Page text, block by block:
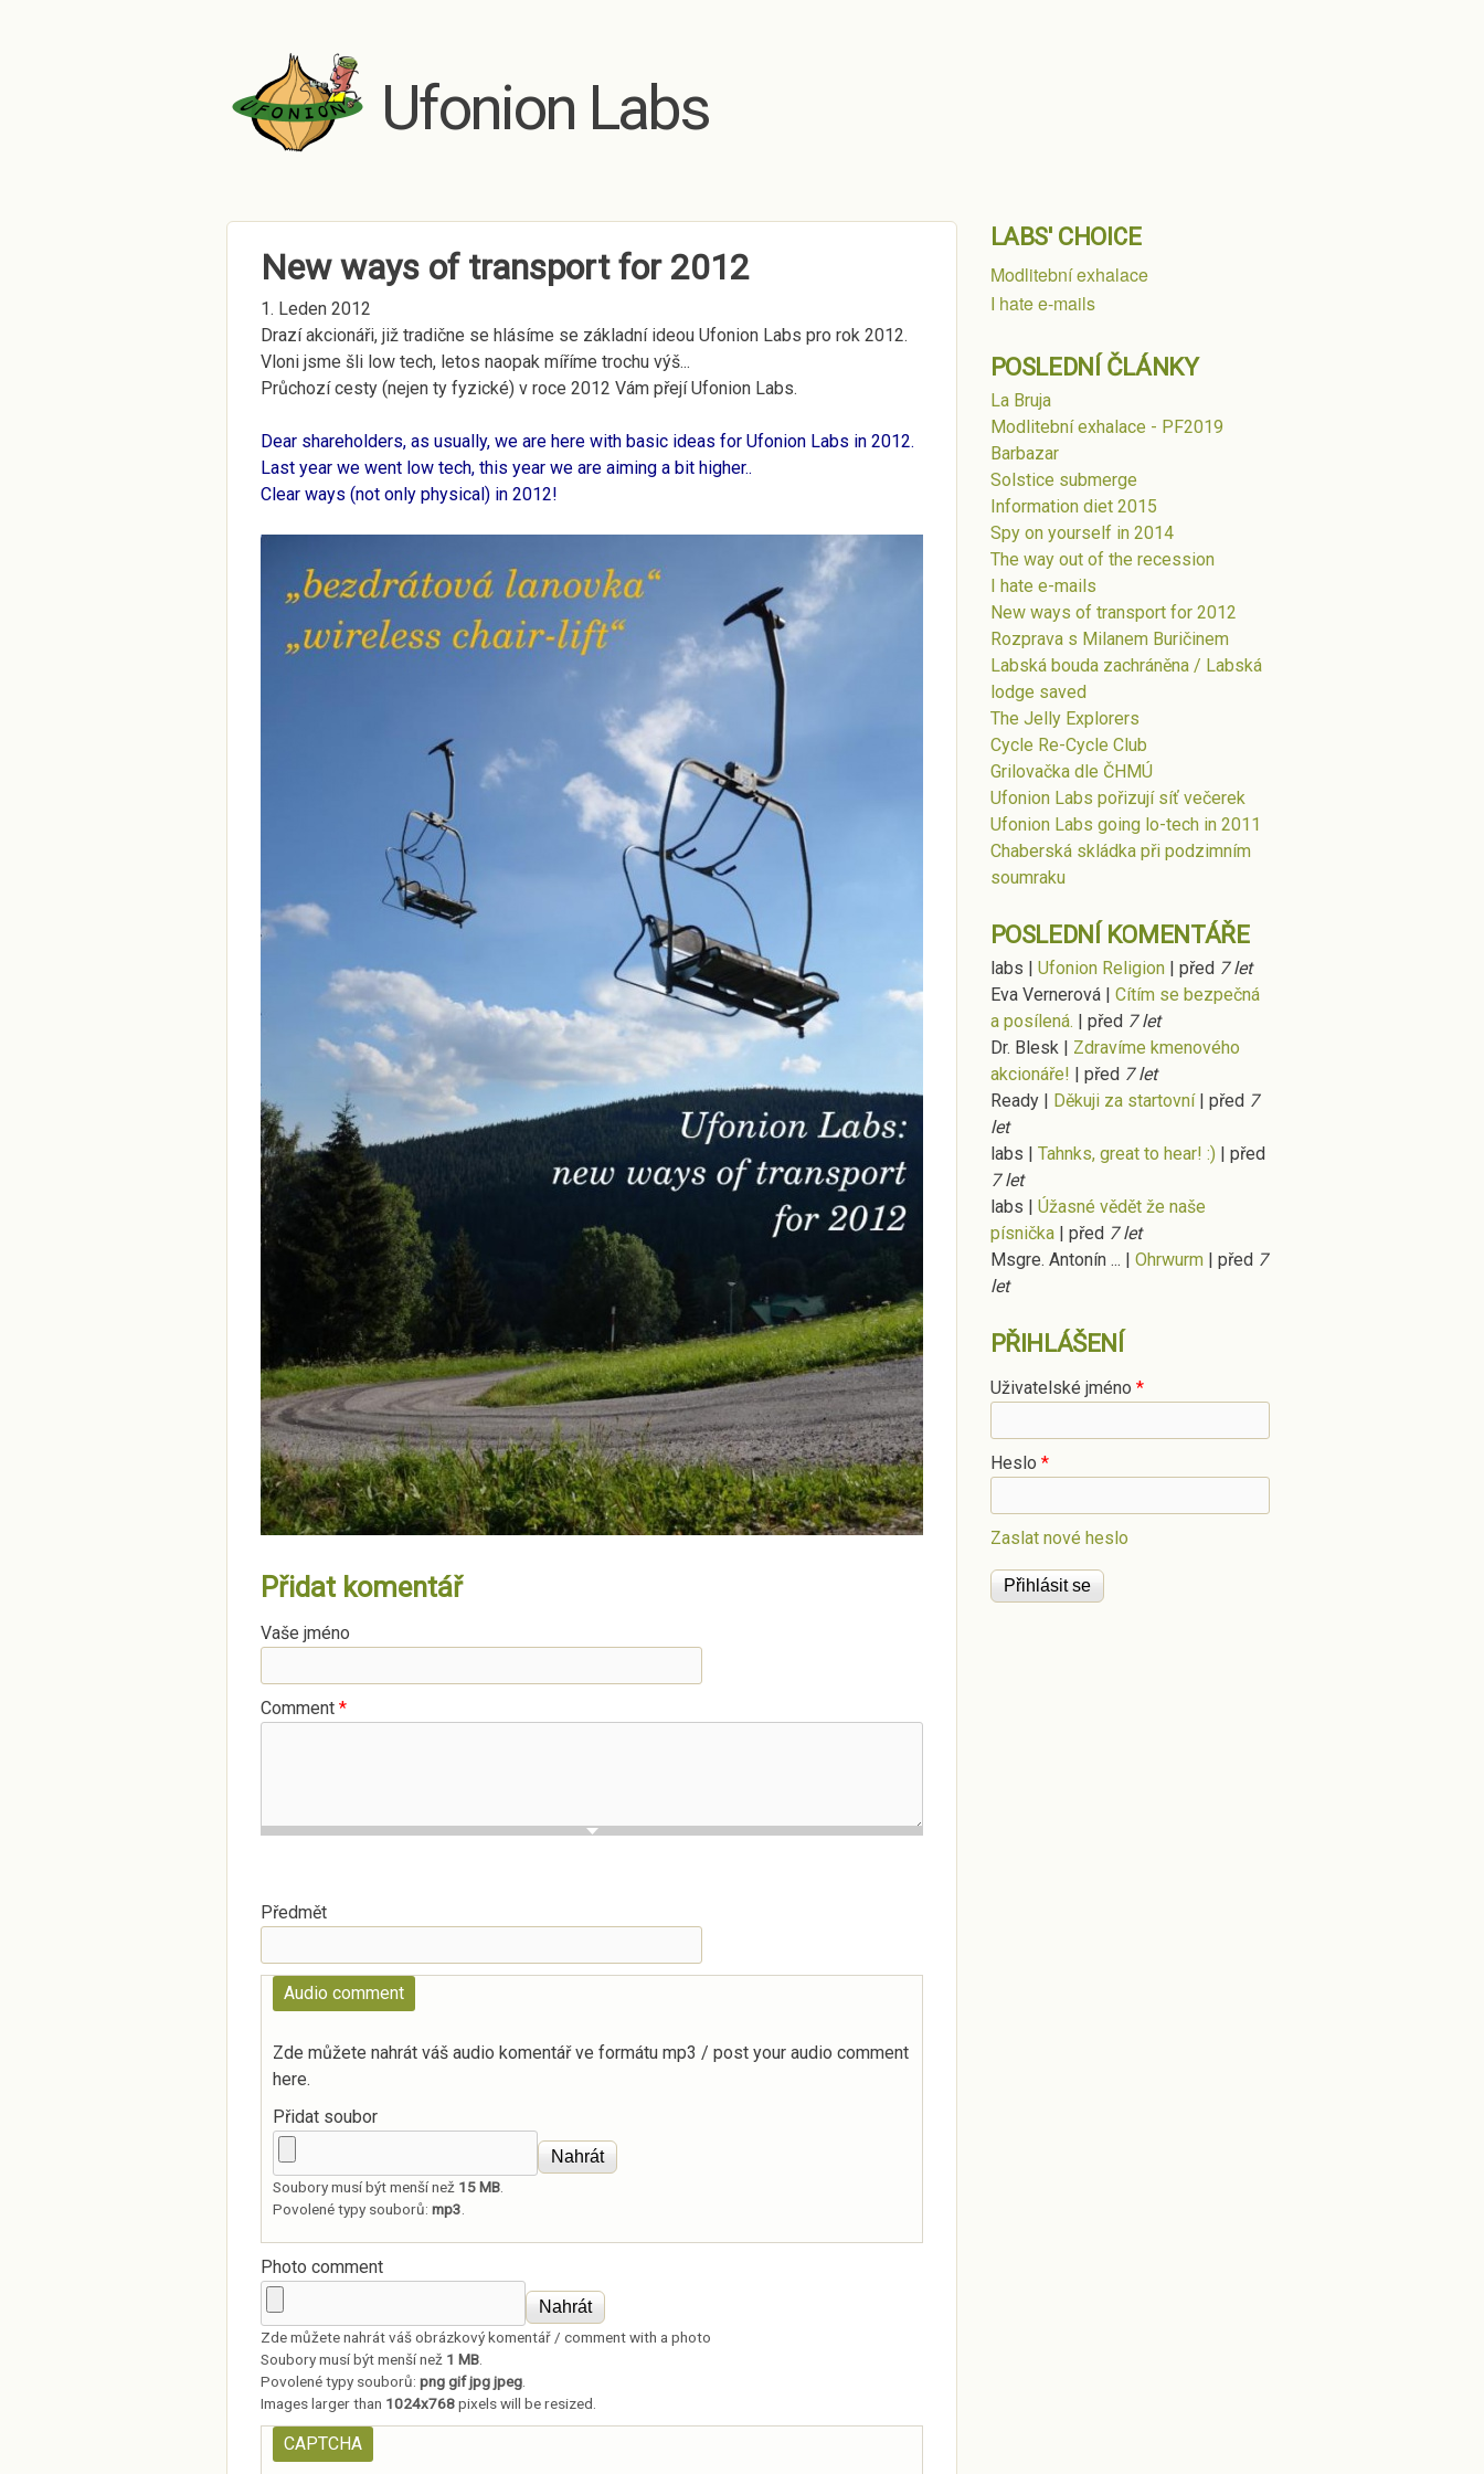
Ufonion Labs
New ways of transport for 2012
1. Leden 2012
Drazí akcionáři, již tradične se hlásíme se základní ideou Ufonion Labs pro rok 2012.
Vloni jsme šli low tech, letos naopak míříme trochu výš...
Průchozí cesty (nejen ty fyzické) v roce 2012 Vám přejí Ufonion Labs.
Dear shareholders, as usually, we are here with basic ideas for Ufonion Labs in 2012.
Last year we went low tech, this year we are aiming a bit higher..
Clear ways (not only physical) in 2012!
Přidat komentář
Vaše jméno
Comment *
Předmět
Audio comment
Zde můžete nahrát váš audio komentář ve formátu mp3 / post your audio comment
here.
Přidat soubor
Soubory musí být menší než 15 MB.
Povolené typy souborů: mp3
Photo comment
Zde můžete nahrát váš obrázkový komentář / comment with a photo
Soubory musí být menší než 1 MB.
Povolené typy souborů: png gif jpg jpeg.
Images larger than 1024x768pixels will be resized.
CAPTCHA
LABS' CHOICE
Modlitební exhalace
I hate e-mails
POSLEDNÍ ČLÁNKY
La Bruja
Modlitební exhalace - PF2019
Barbazar
Solstice submerge
Information diet 2015
Spy on yourself in 2014
The way out of the recession
I hate e-mails
New ways of transport for 2012
Rozprava s Milanem Buričinem
Labská bouda zachráněna / Labská
lodge saved
The Jelly Explorers
Cycle Re-Cycle Club
Grilovačka dle ČHMÚ
Ufonion Labs pořizují síť večerek
Ufonion Labs going lo-tech in 2011
Chaberská skládka při podzimním
soumraku
POSLEDNÍ KOMENTÁŘE
labs | Ufonion Religion | před 7 let
Eva Vernerová | Cítím se bezpečná
a posílená. | před 7 let
Dr. Blesk | Zdravíme kmenového
akcionáře! | před 7 let
Ready | Děkuji za startovní | před 7
let
labs | Tahnks, great to hear! :) | před
7 let
labs | Úžasné vědět že naše
písnička | před 7 let
Msgre. Antonín ... | Ohrwurm | před 7
let
PŘIHLÁŠENÍ
Uživatelské jméno *
Heslo *
Zaslat nové heslo